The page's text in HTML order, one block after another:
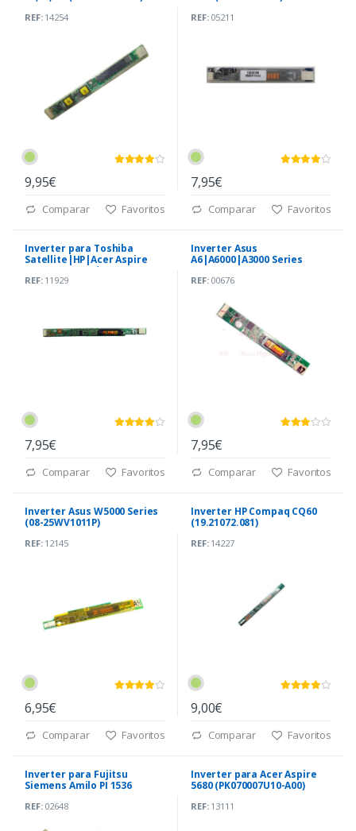
REF:14254
9,95€
Comparar Favoritos
REF:05211
7,95€
Comparar Favoritos
Inverter para Toshiba
Satellite|HP|Acer Aspire
(PK070006T20) *
REF:11929
7,95€
Comparar Favoritos
Inverter Asus
A6|A6000|A3000 Series
REF:00676
7,95€
Comparar Favoritos
Inverter Asus W5000 Series
(08-25WV1011P)
REF:12145
6,95€
Comparar Favoritos
Inverter HP Compaq CQ60
(19.21072.081)
REF:14227
9,00€
Comparar Favoritos
Inverter para Fujitsu
Siemens Amilo PI 1536
REF:02648
Inverter para Acer Aspire
5680 (PK070007U10-A00)
REF:13111